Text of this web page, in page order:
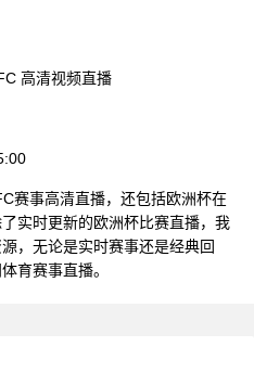
高清视频直播
赛事高清直播，还包括欧洲杯在
实时更新的欧洲杯比赛直播，我
，无论是实时赛事还是经典回
育赛事直播。